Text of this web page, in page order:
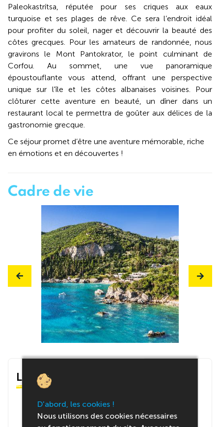
Paleokastrítsa, réputée pour ses criques aux eaux
turquoise et ses plages de rêve. Ce sera l’endroit idéal
pour profiter du soleil, nager et découvrir la beauté des
côtes grecques. Pour les amateurs de randonnée, nous
gravirons le Mont Pantokrator, le point culminant de
Corfou. Au sommet, une vue panoramique
époustouflante vous attend, offrant une perspective
unique sur l'île et les côtes albanaises voisines. Pour
clôturer cette aventure en beauté, un dîner dans un
restaurant local te permettra de goûter aux délices de la
gastronomie grecque.
Ce séjour promet d’être une aventure mémorable, riche
en émotions et en découvertes !
Cadre de vie
Le centre
D'abord, les cookies !
Nous utilisons des cookies nécessaires